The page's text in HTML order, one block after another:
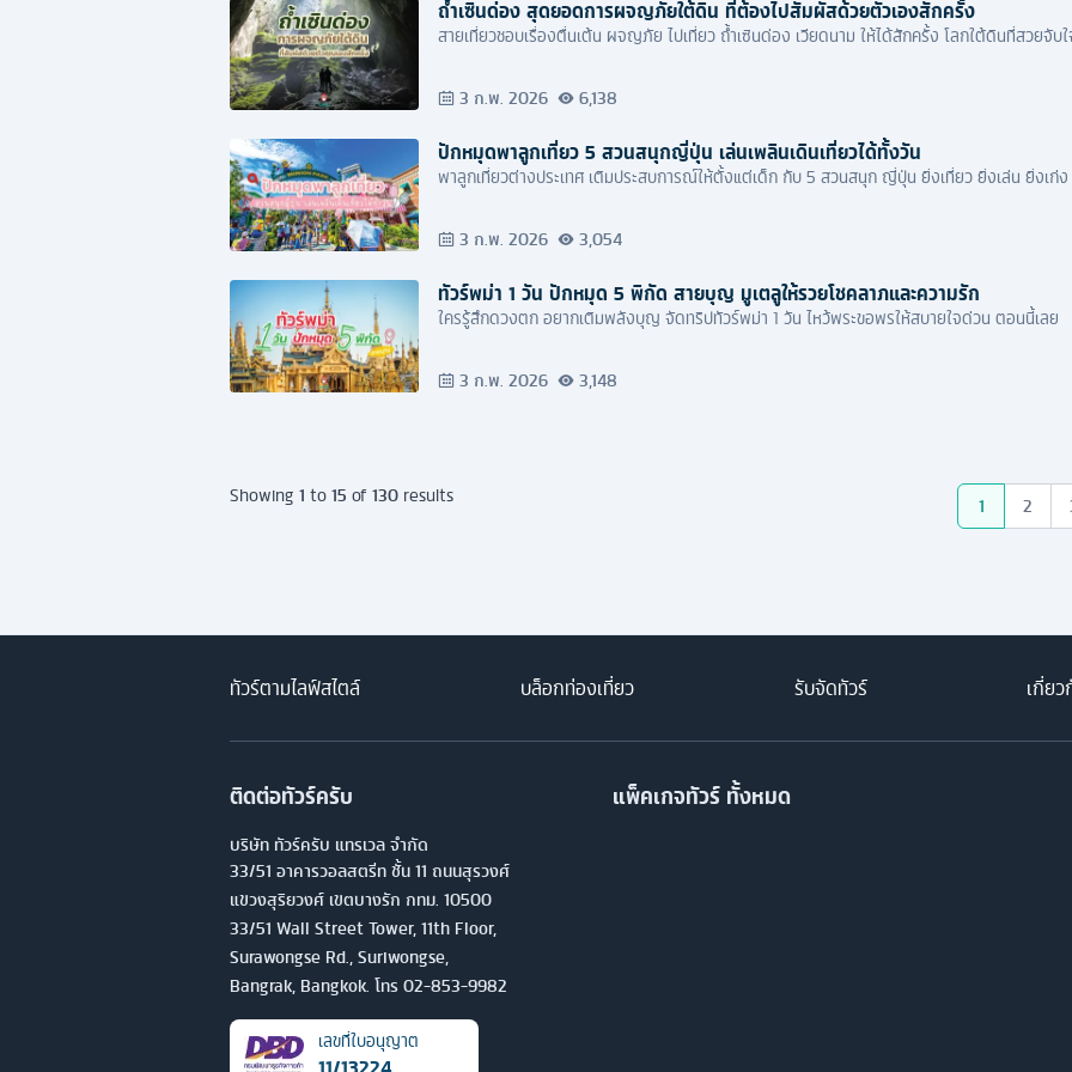
ถ้ำเซินด่อง สุดยอดการผจญภัยใต้ดิน ที่ต้องไปสัมผัสด้วยตัวเองสักครั้ง
สายเที่ยวชอบเรื่องตื่นเต้น ผจญภัย ไปเที่ยว ถ้ำเซินด่อง เวียดนาม ให้ได้สักครั้ง โลกใต้ดินที่สวยจับ
3 ก.พ. 2026 6,138
ปักหมุดพาลูกเที่ยว 5 สวนสนุกญี่ปุ่น เล่นเพลินเดินเที่ยวได้ทั้งวัน
พาลูกเที่ยวต่างประเทศ เติมประสบการณ์ให้ตั้งแต่เด็ก กับ 5 สวนสนุก ญี่ปุ่น ยิ่งเที่ยว ยิ่งเล่น ยิ่งเก่ง
3 ก.พ. 2026 3,054
ทัวร์พม่า 1 วัน ปักหมุด 5 พิกัด สายบุญ มูเตลูให้รวยโชคลาภและความรัก
ใครรู้สึกดวงตก อยากเติมพลังบุญ จัดทริปทัวร์พม่า 1 วัน ไหว้พระขอพรให้สบายใจด่วน ตอนนี้เลย
3 ก.พ. 2026 3,148
Showing 1 to15 of 130 results 1 2
ทัวร์ตามไลฟ์สไตล์ บล็อกท่องเที่ยว รับจัดทัวร์ เกี่ยว
ติดต่อทัวร์ครับ
บริษัท ทัวร์ครับ แทรเวล จำกัด
33/51 อาคารวอลสตรีท ชั้น 11 ถนนสุรวงศ์
แขวงสุริยวงศ์ เขตบางรัก กทม. 10500
33/51 Wall Street Tower, 11th Floor,
Surawongse Rd., Suriwongse,
Bangrak, Bangkok. โทร 02-853-9982
เลขที่ใบอนุญาต
แพ็คเกจทัวร์ ทั้งหมด